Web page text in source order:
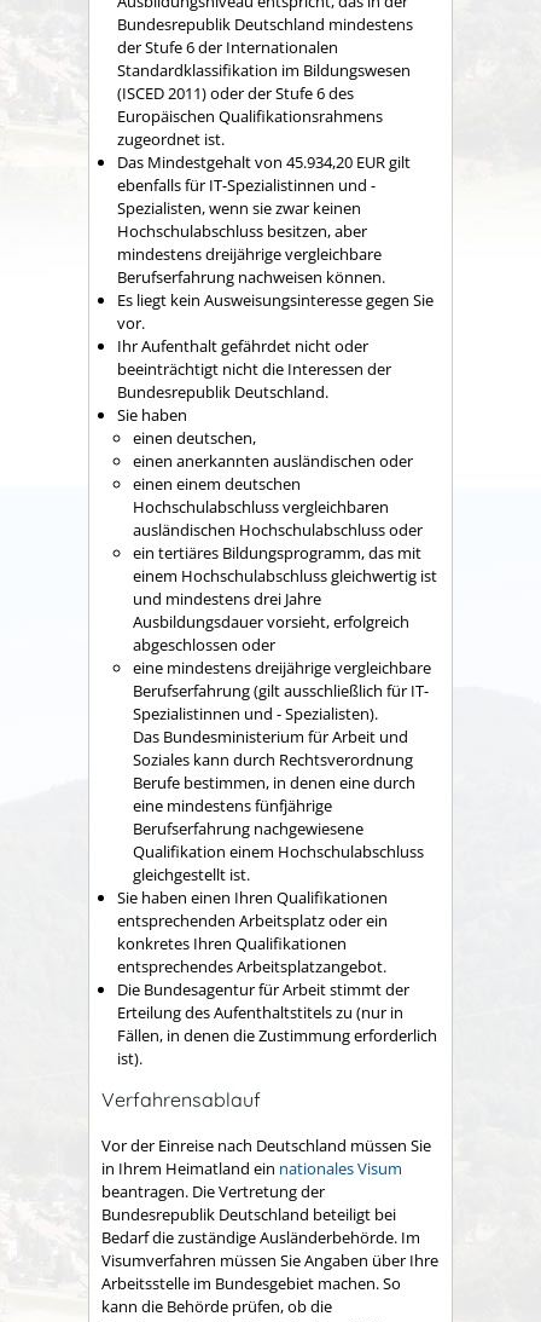
Bundesrepublik Deutschland mindestens
der Stufe 6 der Internationalen
Standardklassifikation im Bildungswesen
(ISCED 2011) oder der Stufe 6 des
Europäischen Qualifikationsrahmens
zugeordnet ist.
Das Mindestgehalt von 45.934,20 EUR gilt
ebenfalls für IT-Spezialistinnen und -
Spezialisten, wenn sie zwar keinen
Hochschulabschluss besitzen, aber
mindestens dreijährige vergleichbare
Berufserfahrung nachweisen können.
Es liegt kein Ausweisungsinteresse gegen Sie
vor.
Ihr Aufenthalt gefährdet nicht oder
beeinträchtigt nicht die Interessen der
Bundesrepublik Deutschland.
Sie haben
einen deutschen,
einen anerkannten ausländischen oder
einen einem deutschen
Hochschulabschluss vergleichbaren
ausländischen Hochschulabschluss oder
ein tertiäres Bildungsprogramm, das mit
einem Hochschulabschluss gleichwertig ist
und mindestens drei Jahre
Ausbildungsdauer vorsieht, erfolgreich
abgeschlossen oder
eine mindestens dreijährige vergleichbare
Berufserfahrung (gilt ausschließlich für IT-
Spezialistinnen und - Spezialisten).
Das Bundesministerium für Arbeit und
Soziales kann durch Rechtsverordnung
Berufe bestimmen, in denen eine durch
eine mindestens fünfjährige
Berufserfahrung nachgewiesene
Qualifikation einem Hochschulabschluss
gleichgestellt ist.
Sie haben einen Ihren Qualifikationen
entsprechenden Arbeitsplatz oder ein
konkretes Ihren Qualifikationen
entsprechendes Arbeitsplatzangebot.
Die Bundesagentur für Arbeit stimmt der
Erteilung des Aufenthaltstitels zu (nur in
Fällen, in denen die Zustimmung erforderlich
ist).
Verfahrensablauf
Vor der Einreise nach Deutschland müssen Sie
in Ihrem Heimatland ein nationales Visum
beantragen. Die Vertretung der
Bundesrepublik Deutschland beteiligt bei
Bedarf die zuständige Ausländerbehörde. Im
Visumverfahren müssen Sie Angaben über Ihre
Arbeitsstelle im Bundesgebiet machen. So
kann die Behörde prüfen, ob die